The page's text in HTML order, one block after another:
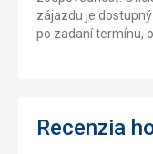
zájazdu je
po zadaní termínu,
Recenzia